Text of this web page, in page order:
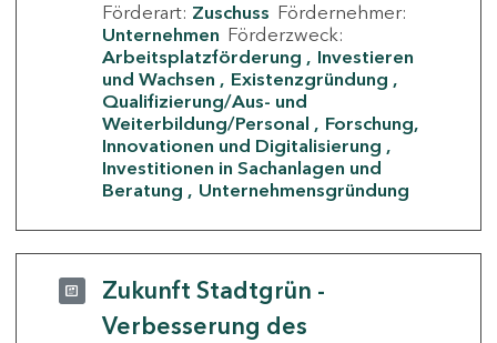
Förderart: Zuschuss Fördernehmer:
Unternehmen Förderzweck:
Arbeitsplatzförderung
Investieren
und Wachsen
Existenzgründung
Qualifizierung/Aus- und
Weiterbildung/Personal
Forschung,
Innovationen und Digitalisierung
Investitionen in Sachanlagen und
Beratung
Unternehmensgründung
Zukunft Stadtgrün -
Verbesserung des